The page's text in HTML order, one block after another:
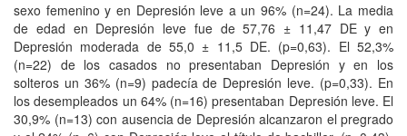
sexo femenino y en Depresión leve a un 96% (n=24). La media
de edad en Depresión leve fue de 57,76 ± 11,47 DE y en
Depresión moderada de 55,0 ± 11,5 DE. (p=0,63). El 52,3%
(n=22) de los casados no presentaban Depresión y en los
solteros un 36% (n=9) padecía de Depresión leve. (p=0,33). En
los desempleados un 64% (n=16) presentaban Depresión leve. El
30,9% (n=13) con ausencia de Depresión alcanzaron el pregrado